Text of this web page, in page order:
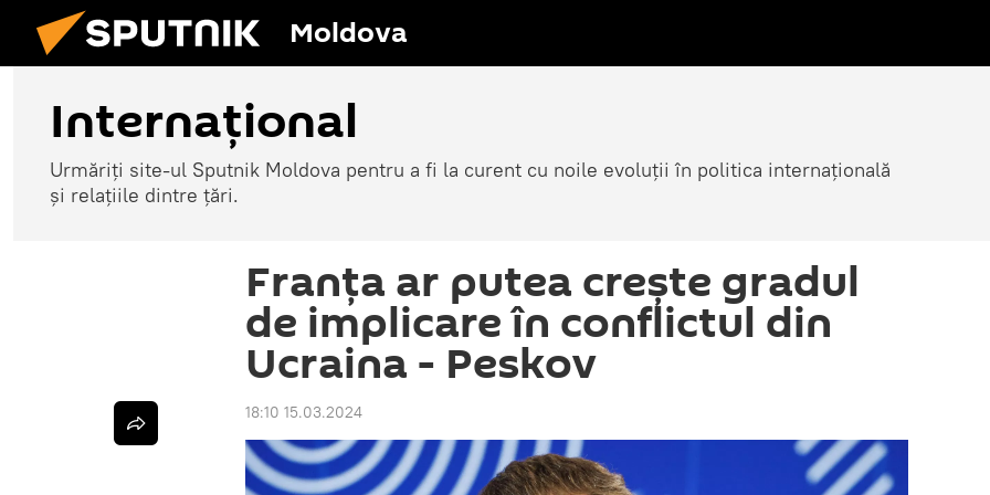
Moldova
Internațional
Urmăriți site-ul Sputnik Moldova pentru a fi la curent cu noile evoluții în politica internațională
și relațiile dintre țări.
Franța ar putea crește gradul
de implicare în conflictul din
Ucraina - Peskov
18:10 15.03.2024